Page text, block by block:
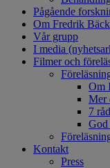
Pågående
Om Fredrik
Vår grupp
I media
Filmer och
Om
Mer
7
God
Kontakt
Press